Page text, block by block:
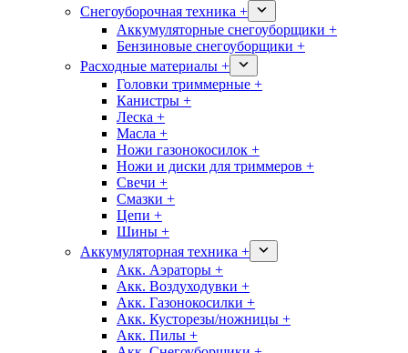
Снегоуборочная техника +
Аккумуляторные снегоуборщики +
Бензиновые снегоуборщики +
Расходные материалы +
Головки триммерные +
Канистры +
Леска +
Масла +
Ножи газонокосилок +
Ножи и диски для триммеров +
Свечи +
Смазки +
Цепи +
Шины +
Аккумуляторная техника +
Акк. Аэраторы +
Акк. Воздуходувки +
Акк. Газонокосилки +
Акк. Кусторезы/ножницы +
Акк. Пилы +